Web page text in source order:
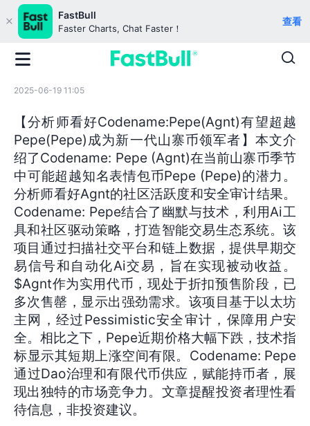
FastBull
Faster Charts, Chat Faster！
查看
2025-06-19 11:05
【分析师看好Codename:Pepe(Agnt)有望超越
Pepe(Pepe)成为新一代山寨币领军者】本文介
绍了Codename: Pepe (Agnt)在当前山寨币季节
中可能超越知名表情包币Pepe (Pepe)的潜力。
分析师看好Agnt的社区活跃度和安全审计结果。
Codename: Pepe结合了幽默与技术，利用Ai工
具和社区驱动策略，打造智能交易生态系统。该
项目通过扫描社交平台和链上数据，提供早期交
易信号和自动化Ai交易，旨在实现被动收益。
$Agnt作为实用代币，现处于折扣预售阶段，已
多次售罄，显示出强劲需求。该项目基于以太坊
主网，经过Pessimistic安全审计，保障用户安
全。相比之下，Pepe近期价格大幅下跌，技术指
标显示其短期上涨空间有限。Codename: Pepe
通过Dao治理和有限代币供应，赋能持币者，展
现出独特的市场竞争力。文章提醒投资者理性看
待信息，非投资建议。